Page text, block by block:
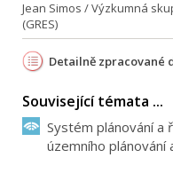
Jean Simos / Výzkumná
(GRES)
Detailně zpracované
Související témata ...
Systém plánování a
územního plánování